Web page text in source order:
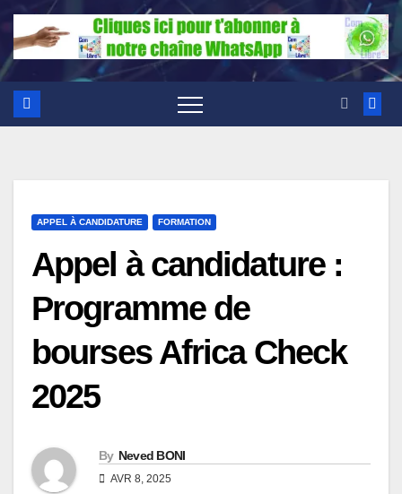
APPEL À CANDIDATURE FORMATION
Appel à candidature :
Programme de
bourses Africa Check
2025
By Neved BONI
AVR 8, 2025